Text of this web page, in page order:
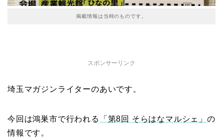
掲載情報は当時のものです。
スポンサーリンク
埼玉マガジンライターのあいです。
今回は鴻巣市で行われる 「第8回 そらはなマルシェ」の
情報です。